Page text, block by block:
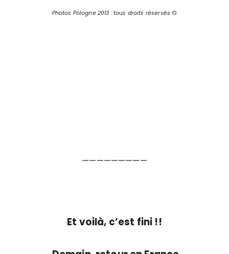
Photos Pologne2013 : tous droits réservés ©
—————————
Et voilà, c’est fini !!